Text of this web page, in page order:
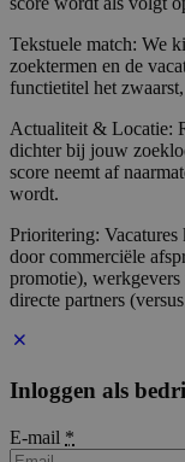
Tekstuele match: We
zoektermen en de
functietitel het
Actualiteit & Locatie:
dichter bij jouw
score neemt af
wordt.
Prioritering: Vacatures
door commerciële
promotie), werkgevers
directe partners
Inloggen als
E-mail *